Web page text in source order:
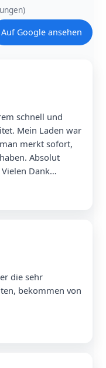
Auf Google ansehen
schnell und
Mein Laden war
merkt sofort,
Absolut
Dank
die sehr
von